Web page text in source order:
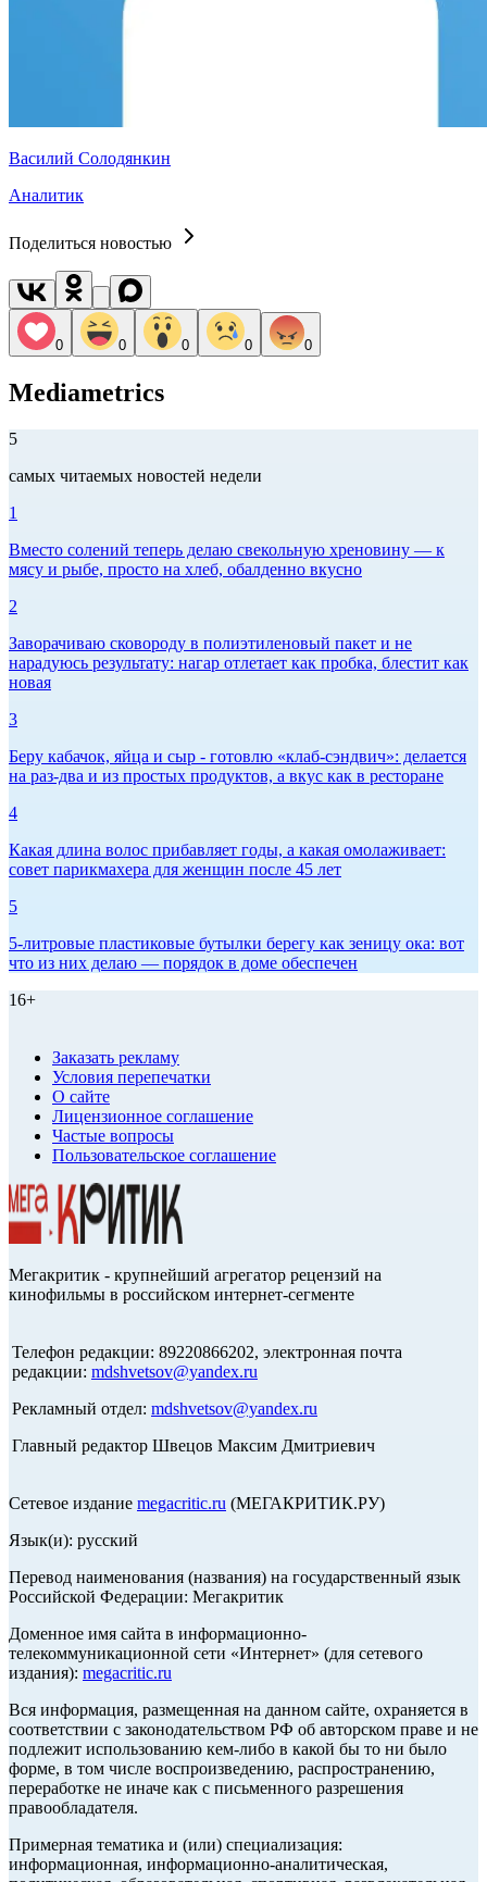
Василий Солодянкин
Аналитик
Поделиться новостью
0 0 0 0 0
Mediametrics
5
самых читаемых новостей недели
1
Вместо солений теперь делаю свекольную хреновину — к
мясу и рыбе, просто на хлеб, обалденно вкусно
2
Заворачиваю сковороду в полиэтиленовый пакет и не
нарадуюсь результату: нагар отлетает как пробка, блестит как
новая
3
Беру кабачок, яйца и сыр - готовлю «клаб-сэндвич»: делается
на раз-два и из простых продуктов, а вкус как в ресторане
4
Какая длина волос прибавляет годы, а какая омолаживает:
совет парикмахера для женщин после 45 лет
5
5-литровые пластиковые бутылки берегу как зеницу ока: вот
что из них делаю — порядок в доме обеспечен
16+
Заказать рекламу
Условия перепечатки
О сайте
Лицензионное соглашение
Частые вопросы
Пользовательское соглашение
Мегакритик - крупнейший агрегатор рецензий на
кинофильмы в российском интернет-сегменте
Телефон редакции: 89220866202, электронная почта
редакции: mdshvetsov@yandex.ru
Рекламный отдел: mdshvetsov@yandex.ru
Главный редактор Швецов Максим Дмитриевич
Сетевое издание megacritic.ru (МЕГАКРИТИК.РУ)
Язык(и): русский
Перевод наименования (названия) на государственный язык
Российской Федерации: Мегакритик
Доменное имя сайта в информационно-
телекоммуникационной сети «Интернет» (для сетевого
издания): megacritic.ru
Вся информация, размещенная на данном сайте, охраняется в
соответствии с законодательством РФ об авторском праве и не
подлежит использованию кем-либо в какой бы то ни было
форме, в том числе воспроизведению, распространению,
переработке не иначе как с письменного разрешения
правообладателя.
Примерная тематика и (или) специализация:
информационная, информационно-аналитическая,